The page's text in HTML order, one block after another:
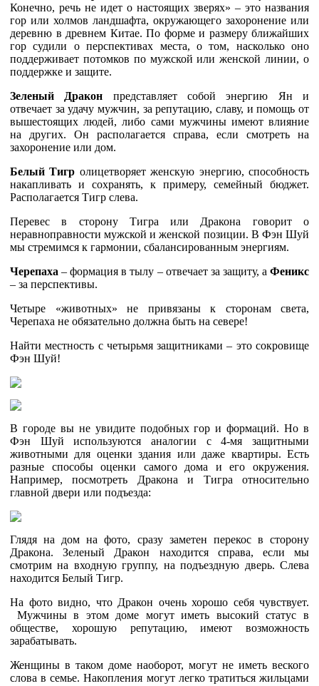
Конечно, речь не идет о настоящих зверях» – это названия
гор или холмов ландшафта, окружающего захоронение или
деревню в древнем Китае. По форме и размеру ближайших
гор судили о перспективах места, о том, насколько оно
поддерживает потомков по мужской или женской линии, о
поддержке и защите.
Зеленый Дракон представляет собой энергию Ян и
отвечает за удачу мужчин, за репутацию, славу, и помощь от
вышестоящих людей, либо сами мужчины имеют влияние
на других. Он располагается справа, если смотреть на
захоронение или дом.
Белый Тигр олицетворяет женскую энергию, способность
накапливать и сохранять, к примеру, семейный бюджет.
Располагается Тигр слева.
Перевес в сторону Тигра или Дракона говорит о
неравноправности мужской и женской позиции. В Фэн Шуй
мы стремимся к гармонии, сбалансированным энергиям.
Черепаха – формация в тылу – отвечает за защиту, а Феникс
– за перспективы.
Четыре «животных» не привязаны к сторонам света,
Черепаха не обязательно должна быть на севере!
Найти местность с четырьмя защитниками – это сокровище
Фэн Шуй!
В городе вы не увидите подобных гор и формаций. Но в
Фэн Шуй используются аналогии с 4-мя защитными
животными для оценки здания или даже квартиры. Есть
разные способы оценки самого дома и его окружения.
Например, посмотреть Дракона и Тигра относительно
главной двери или подъезда:
Глядя на дом на фото, сразу заметен перекос в сторону
Дракона. Зеленый Дракон находится справа, если мы
смотрим на входную группу, на подъездную дверь. Слева
находится Белый Тигр.
На фото видно, что Дракон очень хорошо себя чувствует.
Мужчины в этом доме могут иметь высокий статус в
обществе, хорошую репутацию, имеют возможность
зарабатывать.
Женщины в таком доме наоборот, могут не иметь веского
слова в семье. Накопления могут легко тратиться жильцами